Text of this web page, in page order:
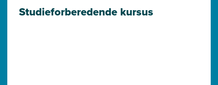
Studieforberedende kursus